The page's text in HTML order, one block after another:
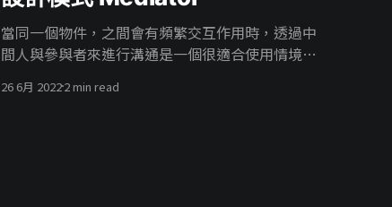
當同一個物件，之間會有頻繁交互作用時，透過中
間人與參與者來進行溝通是一個很適合使用情境。
只要是需要中間一個協調者來參與都是中介者模式
26 6月 20222 min read